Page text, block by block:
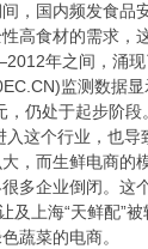
，国内频发食品
高食材的需求，
年之间，涌
监测数据
，仍处于起步阶
这个行业，也导
，而生鲜电商的
多企业倒闭。这
及上海“天鲜配”
蔬菜的电商。